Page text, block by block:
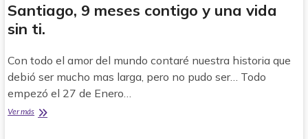
Santiago, 9 meses contigo y una vida
sin ti.
Con todo el amor del mundo contaré nuestra historia que
debió ser mucho mas larga, pero no pudo ser… Todo
empezó el 27 de Enero…
Ver másSantiago,